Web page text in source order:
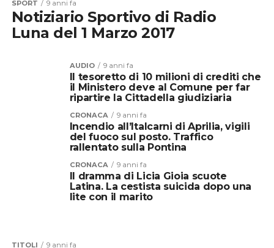
Notiziario Sportivo di Radio
Luna del 1 Marzo 2017
Il tesoretto di 10 milioni di crediti che
il Ministero deve al Comune per far
ripartire la Cittadella giudiziaria
Incendio all’Italcarni di Aprilia, vigili
del fuoco sul posto. Traffico
rallentato sulla Pontina
Il dramma di Licia Gioia scuote
Latina. La cestista suicida dopo una
lite con il marito